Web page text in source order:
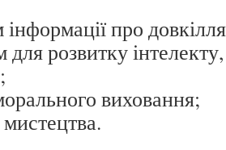
про
для розвитку
виховання;